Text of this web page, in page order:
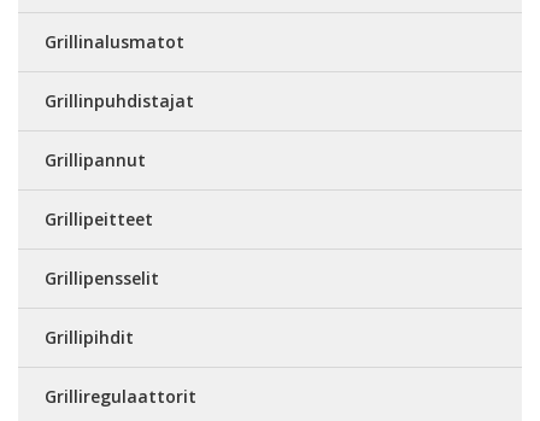
Grillinalusmatot
Grillinpuhdistajat
Grillipannut
Grillipeitteet
Grillipensselit
Grillipihdit
Grilliregulaattorit